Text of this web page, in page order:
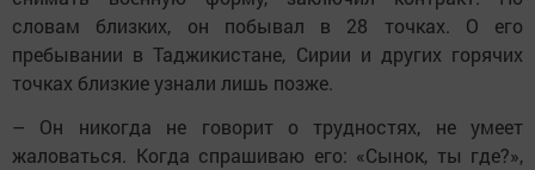
словам близких, он побывал в 28 точках. О его
пребывании в Таджикистане, Сирии и других горячих
точках близкие узнали лишь позже.
– Он никогда не говорит о трудностях, не умеет
жаловаться. Когда спрашиваю его: «Сынок, ты где?»,